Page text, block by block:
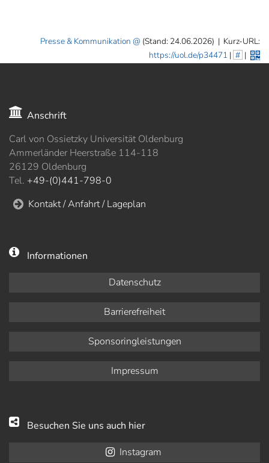
Presse & Kommunikation (Stand: 24.06.2026) | Kurz-URL:
https://uol.de/p34471 | # |
Anschrift
Carl von Ossietzky Universität Oldenburg
Ammerländer Heerstraße 114-118
26129 Oldenburg
Tel. +49-(0)441-798-0
Kontakt / Anfahrt / Lageplan
Informationen
Datenschutz
Barrierefreiheit
Sponsoringleistungen
Impressum
Besuchen Sie uns auch hier
Instagram